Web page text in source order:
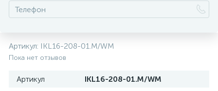
Артикул: IKL16-208-01.M/WM
Пока нет отзывов
Артикул
IKL16-208-01.M/WM